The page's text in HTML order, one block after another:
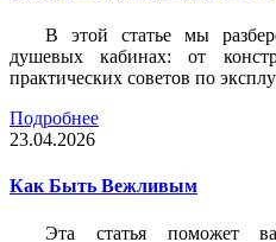
В этой статье мы
душевых кабинах: от
практических советов по
Подробнее
23.04.2026
Как Быть Вежливым
Эта статья поможет